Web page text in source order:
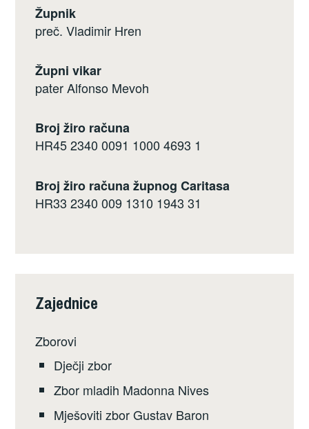
Župnik
preč. Vladimir Hren
Župni vikar
pater Alfonso Mevoh
Broj žiro računa
HR45 2340 0091 1000 4693 1
Broj žiro računa župnog Caritasa
HR33 2340 009 1310 1943 31
Zajednice
Zborovi
Dječji zbor
Zbor mladih Madonna Nives
Mješoviti zbor Gustav Baron